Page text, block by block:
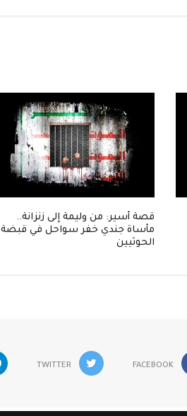
قصة أسير: من وليمة إلى زنزانة..
مأساة جندي خفر سواحل في قبضة
الحوثيين
FACEBOOK
TWITTER